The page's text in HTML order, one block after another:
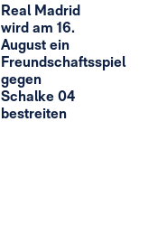
Real Madrid
wird am 16.
August ein
Freundschaftsspiel
gegen
Schalke 04
bestreiten